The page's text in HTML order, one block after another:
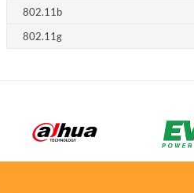
802.11b
802.11g